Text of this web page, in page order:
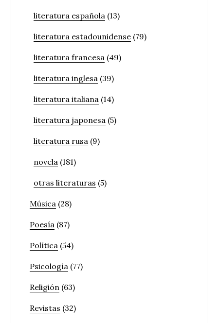
literatura española (13)
literatura estadounidense (79)
literatura francesa (49)
literatura inglesa (39)
literatura italiana (14)
literatura japonesa (5)
literatura rusa (9)
novela (181)
otras literaturas (5)
Música (28)
Poesía (87)
Política (54)
Psicología (77)
Religión (63)
Revistas (32)